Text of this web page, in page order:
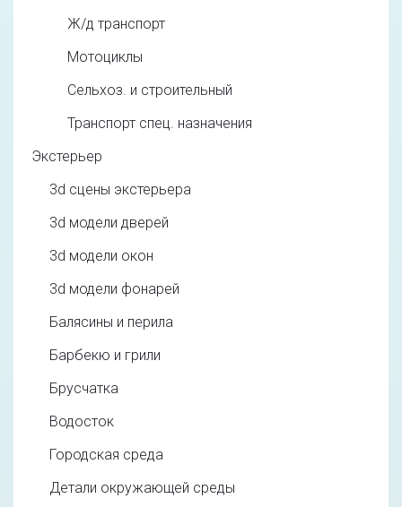
Ж/д транспорт
Мотоциклы
Сельхоз. и строительный
Транспорт спец. назначения
Экстерьер
3d cцены экстерьера
3d модели дверей
3d модели окон
3d модели фонарей
Балясины и перила
Барбекю и грили
Брусчатка
Водосток
Городская среда
Детали окружающей среды